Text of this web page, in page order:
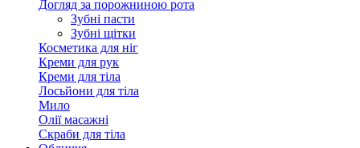
Догляд за порожниною рота
Зубні пасти
Зубні щітки
Косметика для ніг
Креми для рук
Креми для тіла
Лосьйони для тіла
Мило
Олії масажні
Скраби для тіла